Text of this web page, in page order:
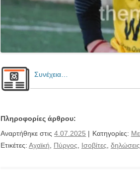
Συνέχεια…
Πληροφορίες άρθρου:
Αναρτήθηκε στις4.07.2025 | Κατηγορίες:
Ετικέτες: Αχαϊκή Πύργος Ισοβίτες δηλώσεις